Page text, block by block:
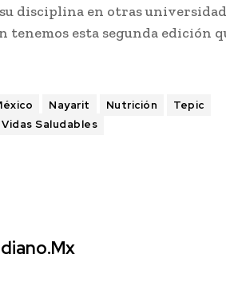
disciplina en otras
tenemos esta segunda edición
Nayarit Nutrición
Tepic
Vidas Saludables